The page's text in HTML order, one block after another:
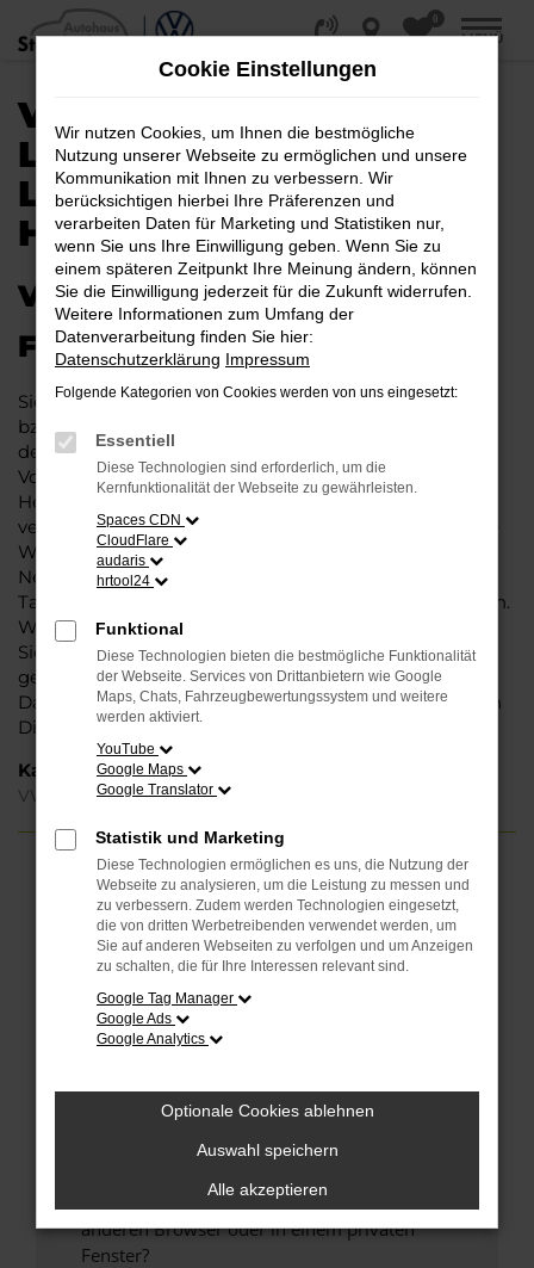
Zum
Hauptinhalt
0
MENÜ
VW ID.5 KAUFEN,
LEASEN, FINANZIEREN |
LIEFERSERVICE NACH
HAMBURG
VW ID.5 – IHR PERFEKTES
FAHRZEUG FÜR HAMBURG
Sie möchten in Hamburg und Umgebung mobil sein
bzw. mobil bleiben. Unser Vorschlag ist ein VW ID.5,
denn dieses Fahrzeug vereint eine ganze Reihe an
Vorzügen. Da ist zunächst einmal die Tradition des
Herstellers. Ein VW ID.5 für Hamburg ist perfekt
verarbeitet und auf Langlebigkeit ausgelegt. Auf diese
Weise können Sie unbedenklich sowohl einen
Neuwagen als auch einen Gebrauchten, sowohl eine
Tageszulassung als auch einen Jahreswagen erwerben.
Wenn Sie sich für Steinböhmer entscheiden, erhalten
Sie einen erheblichen Nachlass bzw. Rabatt und
genießen zudem einen außergewöhnlichen Service.
Das beginnt bei der Beratung und setzt sich mit vielen
Dienstleistungen unserer Meisterwerkstatt fort.
Kategorie
VW ID.5 Neuwagen Hamburg
FEHLER: NETWORK ERROR
Beim Laden ist ein Fehler aufgetreten.
Hier sind ein paar Tipps, die dir helfen können:
Überprüfe deine Firewall und deine
Internetverbindung.
Suchmaschine?
Prüfe deine Browsererweiterungen.
Manche Erweiterungen, wie Werbeblocker,
verhindern. Funktioniert die Seite in einem
anderen Browser oder in einem privaten
Fenster?
Cookie Einstellungen
Wir nutzen Cookies, um Ihnen die bestmögliche
Nutzung unserer Webseite zu ermöglichen und unsere
Kommunikation mit Ihnen zu verbessern. Wir
berücksichtigen hierbei Ihre Präferenzen und
verarbeiten Daten für Marketing und Statistiken nur,
wenn Sie uns Ihre Einwilligung geben. Wenn Sie zu
einem späteren Zeitpunkt Ihre Meinung ändern, können
Sie die Einwilligung jederzeit für die Zukunft widerrufen.
Weitere Informationen zum Umfang der
Datenverarbeitung finden Sie hier:
Datenschutzerklärung Impressum
Folgende Kategorien von Cookies werden von uns eingesetzt:
Essentiell
Diese Technologien sind erforderlich, um die
Kernfunktionalität der Webseite zu gewährleisten.
Spaces CDN
CloudFlare
audaris
hrtool24
Funktional
Diese Technologien bieten die bestmögliche Funktionalität
der Webseite. Services von Drittanbietern wie Google
Maps, Chats, Fahrzeugbewertungssystem und weitere
werden aktiviert.
YouTube
Google Maps
Google Translator
Statistik und Marketing
Diese Technologien ermöglichen es uns, die Nutzung der
Webseite zu analysieren, um die Leistung zu messen und
zu verbessern. Zudem werden Technologien eingesetzt,
die von dritten Werbetreibenden verwendet werden, um
Sie auf anderen Webseiten zu verfolgen und um Anzeigen
zu schalten, die für Ihre Interessen relevant sind.
Google Tag Manager
Google Ads
Google Analytics
Optionale Cookies ablehnen
Auswahl speichern
Alle akzeptieren